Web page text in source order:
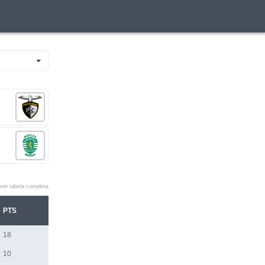
ver tabela completa
PTS
18
10